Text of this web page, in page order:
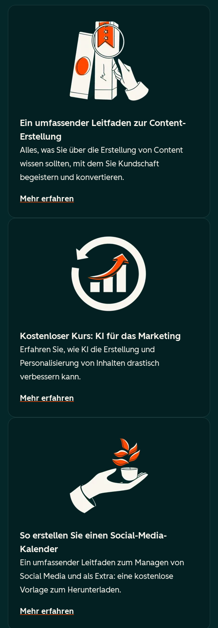
Ein umfassender Leitfaden zur Content-
Erstellung
Alles, was Sie über die Erstellung von Content
wissen sollten, mit dem Sie Kundschaft
begeistern und konvertieren.
Mehr erfahren
Kostenloser Kurs: KI für das Marketing
Erfahren Sie, wie KI die Erstellung und
Personalisierung von Inhalten drastisch
verbessern kann.
Mehr erfahren
So erstellen Sie einen Social-Media-
Kalender
Ein umfassender Leitfaden zum Managen von
Social Media und als Extra: eine kostenlose
Vorlage zum Herunterladen.
Mehr erfahren